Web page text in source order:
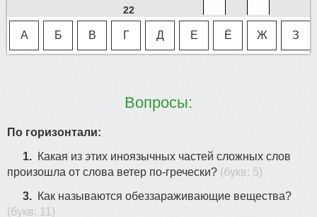
А Б В Г Д Е Ё Ж З
22
Вопросы:
По горизонтали:
1. Какая из этих иноязычных частей сложных слов
произошла от слова ветер по-гречески? (букв: 5)
3. Как называются обеззараживающие вещества?
(букв: 11)